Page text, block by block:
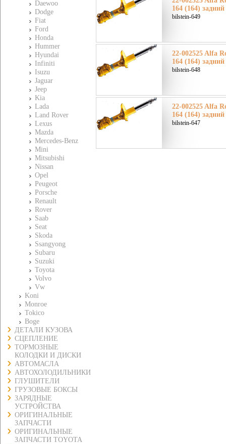
Daewoo
Dodge
Fiat
Ford
Honda
Hummer
Hyundai
Infiniti
Isuzu
Jaguar
Jeep
Kia
Lada
Land Rover
Lexus
Mazda
Mercedes-Benz
Mini
Mitsubishi
Nissan
Opel
Peugeot
Porsche
Renault
Rover
Saab
Seat
Skoda
Ssangyong
Subaru
Suzuki
Toyota
Volvo
Vw
Koni
Monroe
Tokico
Boge
ДЕТАЛИ КУЗОВА
СЦЕПЛЕНИЕ
ТОРМОЗНЫЕ
КОЛОДКИ И ДИСКИ
АВТОМАСЛА
АВТОХОЛОДИЛЬНИКИ
ГЛУШИТЕЛИ
ГРУЗОВЫЕ БОКСЫ
ЗАРЯДНЫЕ
УСТРОЙСТВА
ОРИГИНАЛЬНЫЕ
ЗАПЧАСТИ
ОРИГИНАЛЬНЫЕ
ЗАПЧАСТИ TOYOTA
164 (164)
bilstein-649
22-002525 Alfa
164 (164)
bilstein-648
22-002525 Alfa
164 (164)
bilstein-647